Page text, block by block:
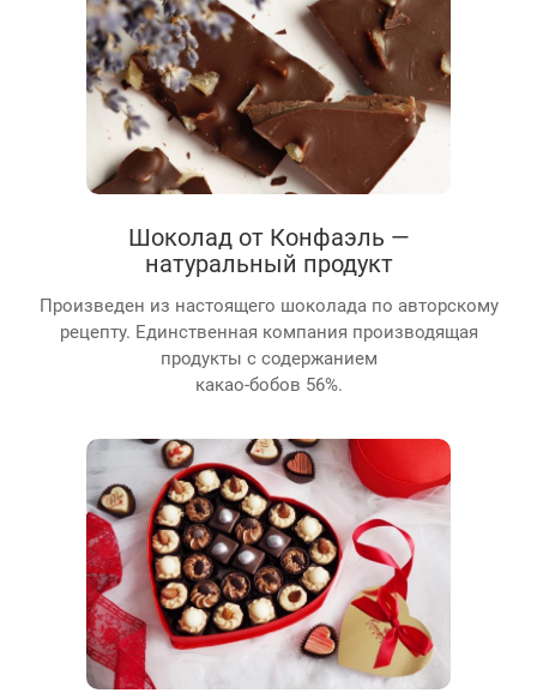
Шоколад от Конфаэль —
натуральный продукт
Произведен из настоящего шоколада по авторскому
рецепту. Единственная компания производящая
продукты с содержанием
какао-бобов 56%.